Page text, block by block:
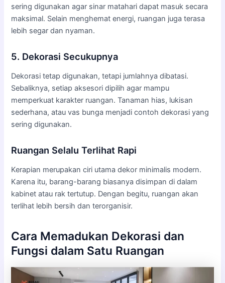
sering digunakan agar sinar matahari dapat masuk secara
maksimal. Selain menghemat energi, ruangan juga terasa
lebih segar dan nyaman.
5. Dekorasi Secukupnya
Dekorasi tetap digunakan, tetapi jumlahnya dibatasi.
Sebaliknya, setiap aksesori dipilih agar mampu
memperkuat karakter ruangan. Tanaman hias, lukisan
sederhana, atau vas bunga menjadi contoh dekorasi yang
sering digunakan.
Ruangan Selalu Terlihat Rapi
Kerapian merupakan ciri utama dekor minimalis modern.
Karena itu, barang-barang biasanya disimpan di dalam
kabinet atau rak tertutup. Dengan begitu, ruangan akan
terlihat lebih bersih dan terorganisir.
Cara Memadukan Dekorasi dan
Fungsi dalam Satu Ruangan